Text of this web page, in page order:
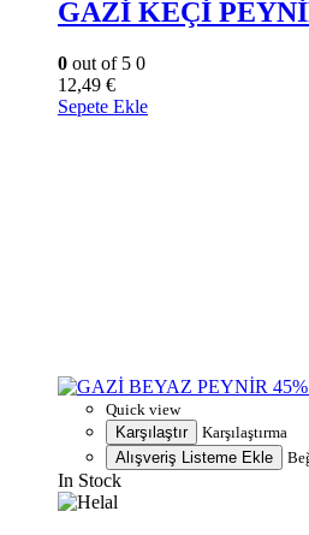
GAZİ KEÇİ
0 out of 5 0
12,49 €
Sepete Ekle
Quick view
Karşılaştır
Karşılaştırma
Alışveriş Listeme Ekle
In Stock